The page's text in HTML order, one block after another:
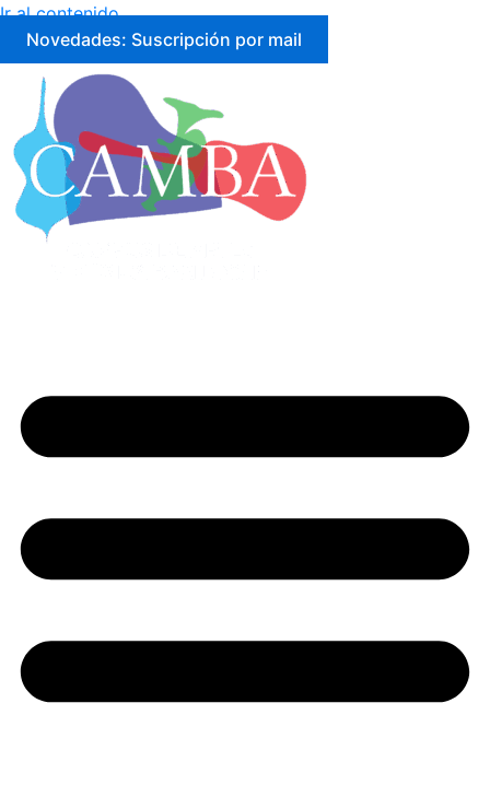
Ir al contenido
Novedades: Suscripción por mail